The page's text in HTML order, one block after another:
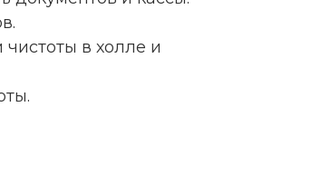
чистоты в холле и